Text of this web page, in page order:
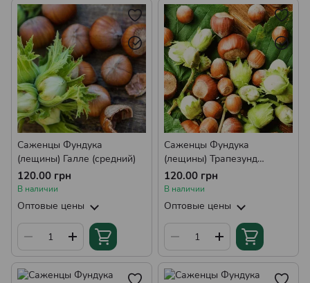
Саженцы Фундука
(лещины) Галле (средний)
120.00 грн
В наличии
Оптовые цены
Саженцы Фундука
(лещины) Трапезунд
(средний)
120.00 грн
В наличии
Оптовые цены